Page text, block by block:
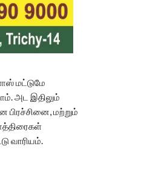
மட்டுமே
அட இதிலும்
பிரச்சினை, மற்றும்
வாரியம்.